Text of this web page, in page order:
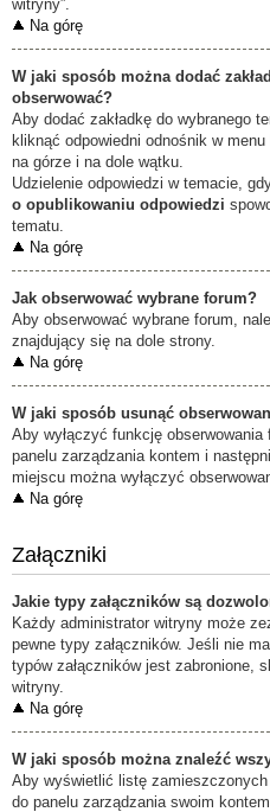
witryny”.
Na górę
W jaki sposób można dodać
obserwować?
Aby dodać zakładkę do wybranego
kliknąć odpowiedni odnośnik w menu
na górze i na dole wątku.
Udzielenie odpowiedzi w temacie,
o opublikowaniu odpowiedzi
tematu.
Na górę
Jak obserwować wybrane forum?
Aby obserwować wybrane forum,
znajdujący się na dole strony.
Na górę
W jaki sposób usunąć
Aby wyłączyć funkcję
panelu zarządzania kontem i
miejscu można wyłączyć
Na górę
Załączniki
Jakie typy załączników są
Każdy administrator witryny może
pewne typy załączników. Jeśli nie
typów załączników jest zabronione,
witryny.
Na górę
W jaki sposób można znaleźć
Aby wyświetlić listę
do panelu zarządzania swoim